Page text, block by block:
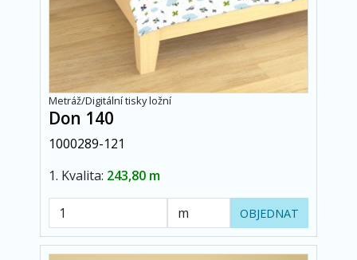
Metráž/Digitální tisky ložní
Don 140
1000289-121
1. Kvalita: 243,80 m
OBJEDNAT